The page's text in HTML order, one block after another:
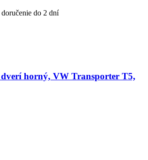
do 2 dní
horný, VW Transporter T5,